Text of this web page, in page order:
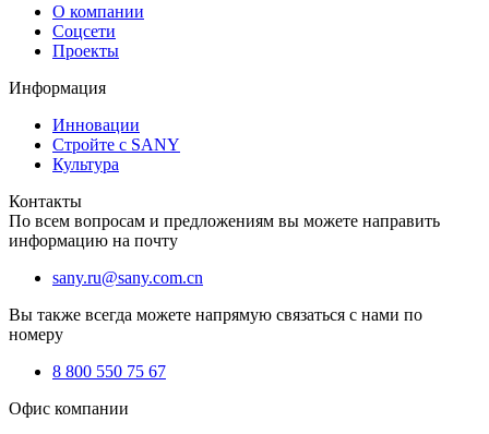
О компании
Соцсети
Проекты
Информация
Инновации
Стройте с SANY
Культура
Контакты
По всем вопросам и предложениям вы можете направить
информацию на почту
sany.ru@sany.com.cn
Вы также всегда можете напрямую связаться с нами по
номеру
8 800 550 75 67
Офис компании